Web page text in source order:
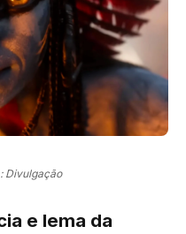
Divulgação
e lema da